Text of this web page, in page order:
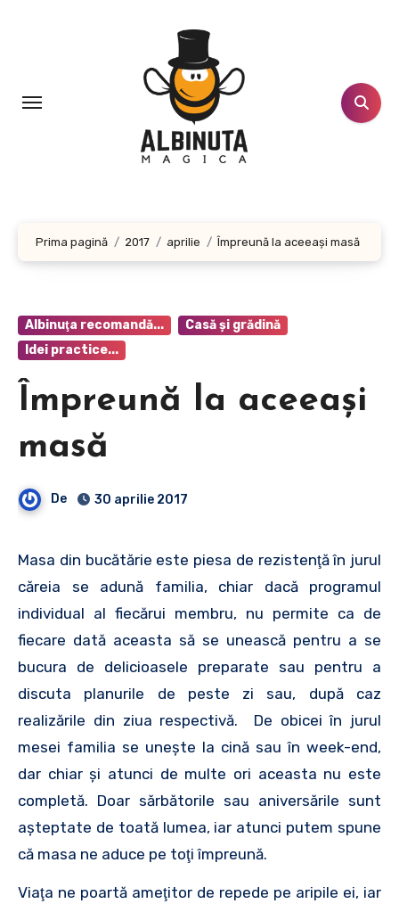
Prima pagină 2017 aprilie Împreună la aceeaşi masă
Albinuţa recomandă...
Casă şi grădină
Idei practice...
Împreună la aceeaşi
masă
De 30 aprilie 2017
Masa din bucătărie este piesa de rezistenţă în jurul
căreia se adună familia, chiar dacă programul
individual al fiecărui membru, nu permite ca de
fiecare dată aceasta să se unească pentru a se
bucura de delicioasele preparate sau pentru a
discuta planurile de peste zi sau, după caz
realizările din ziua respectivă. De obicei în jurul
mesei familia se uneşte la cină sau în week-end,
dar chiar şi atunci de multe ori aceasta nu este
completă. Doar sărbătorile sau aniversările sunt
aşteptate de toată lumea, iar atunci putem spune
că masa ne aduce pe toţi împreună.
Viaţa ne poartă ameţitor de repede pe aripile ei, iar